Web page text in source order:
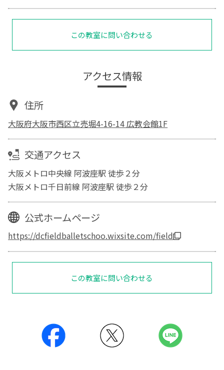
この教室に問い合わせる
アクセス情報
住所
大阪府大阪市西区立売堀4-16-14 広教会館1F
交通アクセス
大阪メトロ中央線 阿波座駅 徒歩２分
大阪メトロ千日前線 阿波座駅 徒歩２分
公式ホームページ
https://dcfieldballetschoo.wixsite.com/field
この教室に問い合わせる